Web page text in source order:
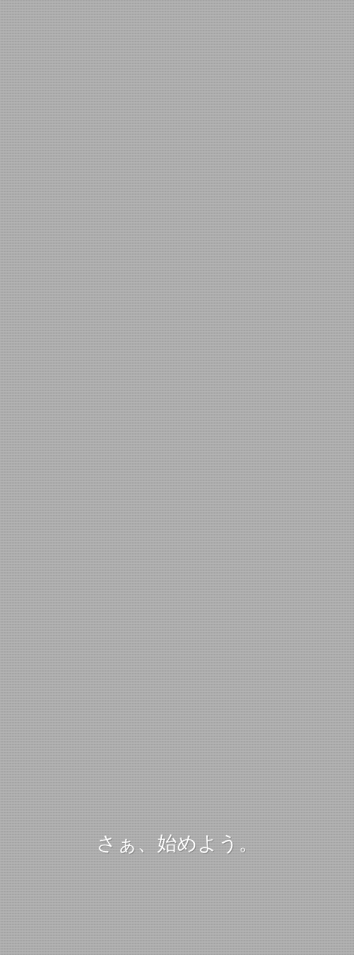
さぁ、始めよう。